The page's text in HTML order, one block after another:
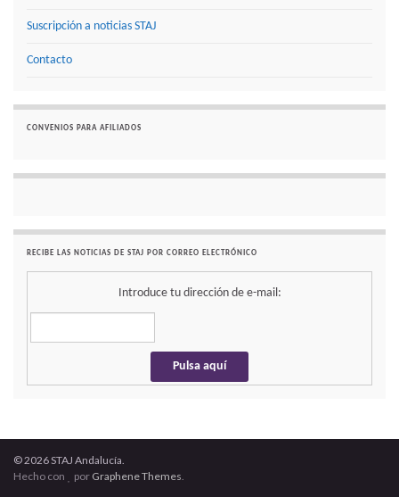
Suscripción a noticias STAJ
Contacto
CONVENIOS PARA AFILIADOS
RECIBE LAS NOTICIAS DE STAJ POR CORREO ELECTRÓNICO
Introduce tu dirección de e-mail:
© 2026 STAJ Andalucía.
Hecho con
por Graphene Themes